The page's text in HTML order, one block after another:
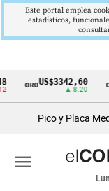
Cintillo
económicos
Colombia
OROUS$3342,60
▲ 8.20
Pico y Placa
menu
Este portal emplea
estadísticos,